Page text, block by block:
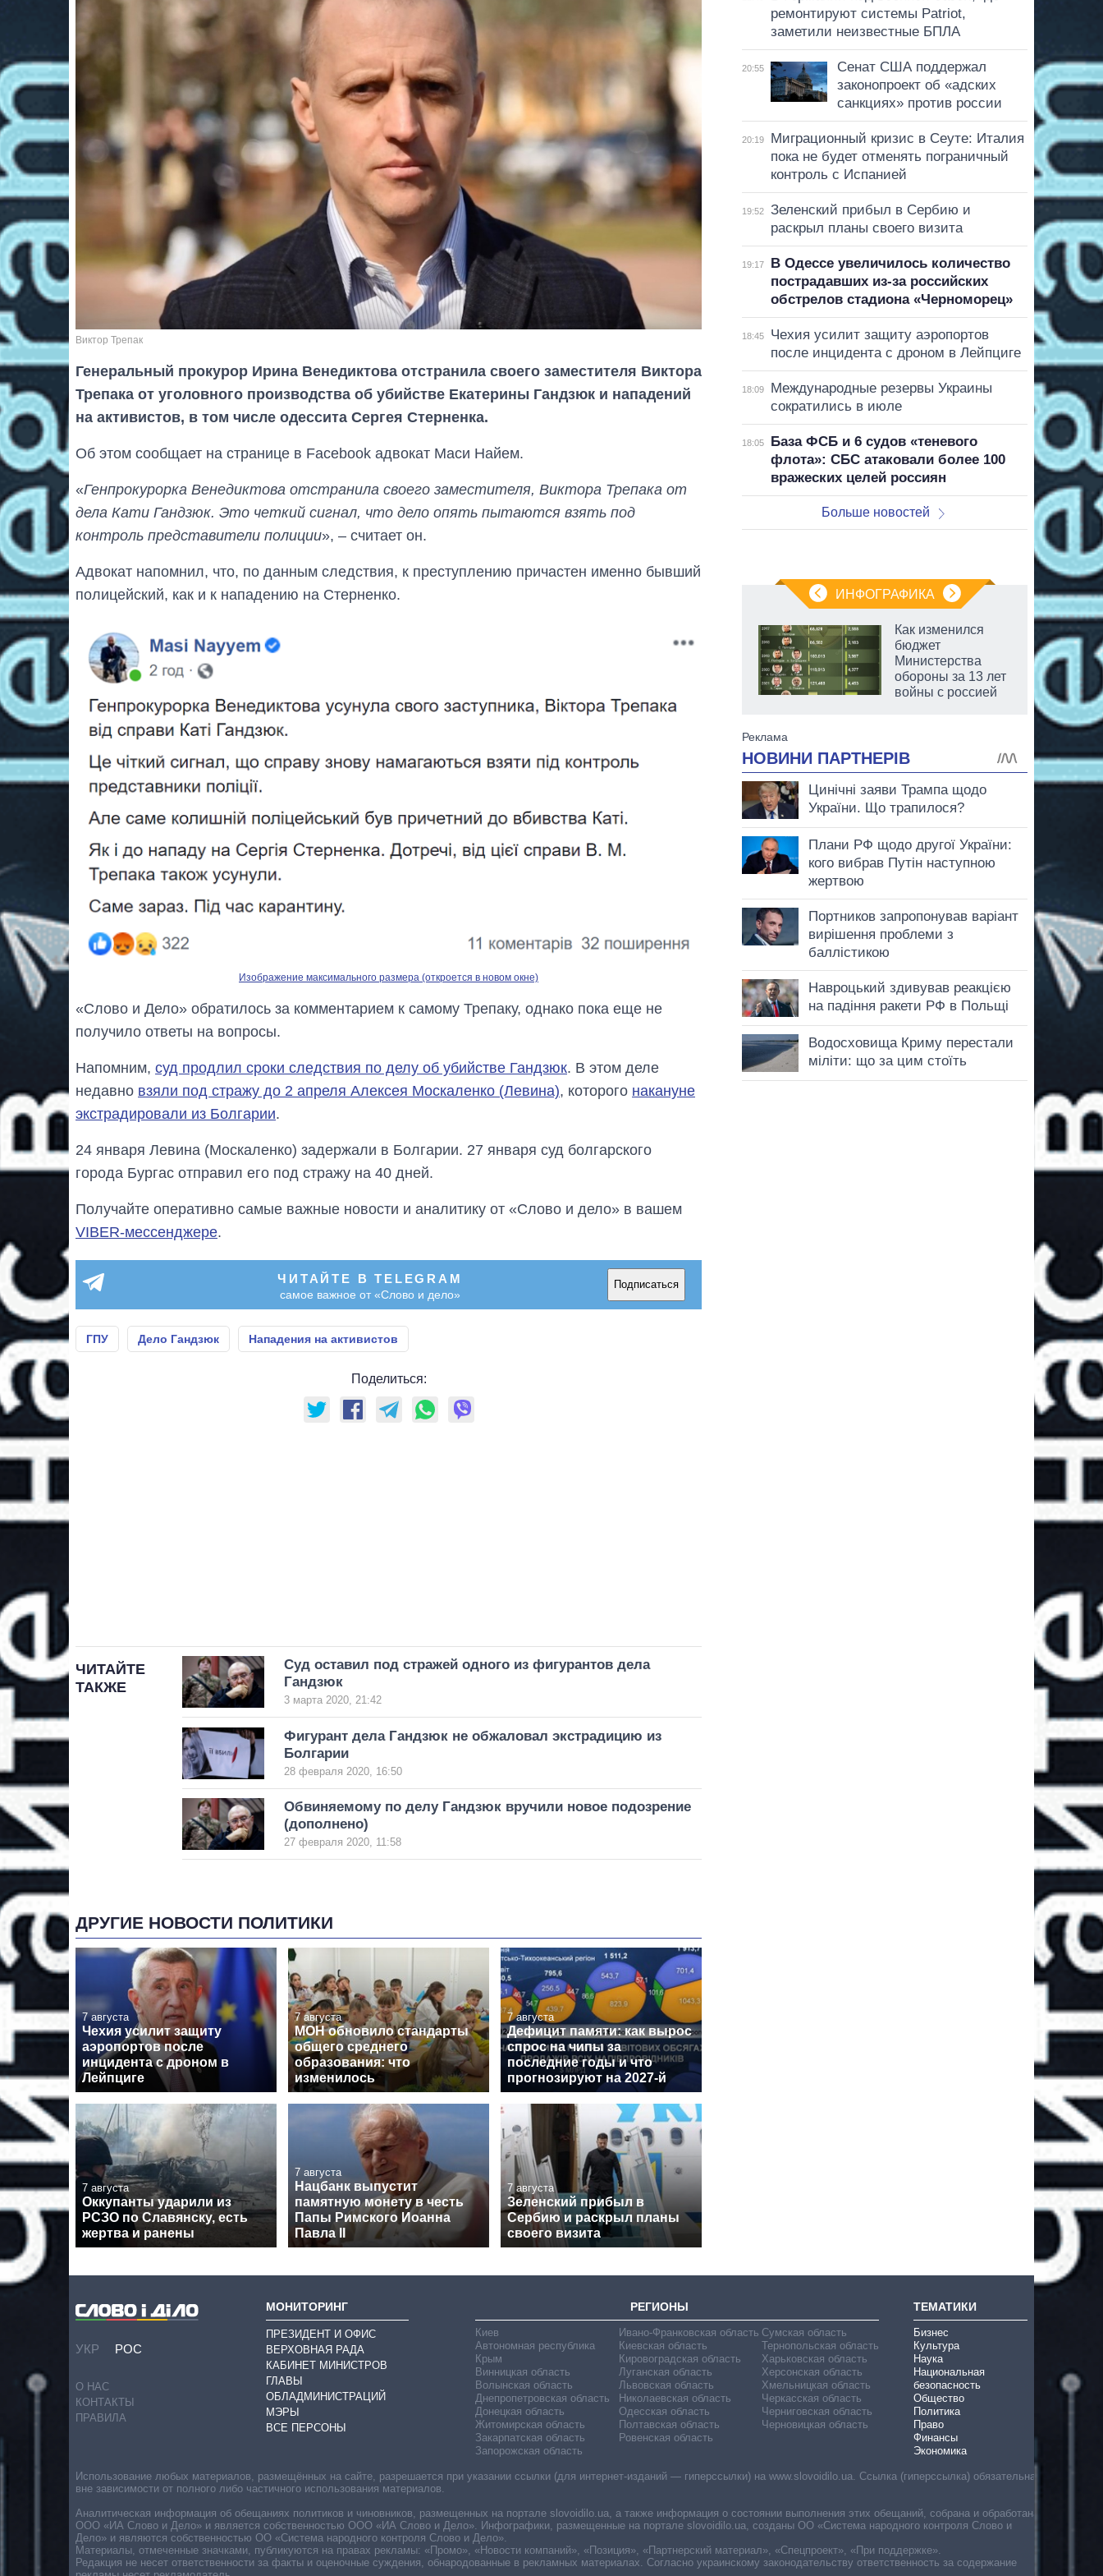
Виктор Трепак
Генеральный прокурор Ирина Венедиктова отстранила своего заместителя Виктора
Трепака от уголовного производства об убийстве Екатерины Гандзюк и нападений
на активистов, в том числе одессита Сергея Стерненка.
Об этом сообщает на странице в Facebook адвокат Маси Найем.
«Генпрокурорка Венедиктова отстранила своего заместителя, Виктора Трепака от
дела Кати Гандзюк. Это четкий сигнал, что дело опять пытаются взять под
контроль представители полиции», – считает он.
Адвокат напомнил, что, по данным следствия, к преступлению причастен именно бывший
полицейский, как и к нападению на Стерненко.
Изображение максимального размера (откроется в новом окне)
«Слово и Дело» обратилось за комментарием к самому Трепаку, однако пока еще не
получило ответы на вопросы.
Напомним, суд продлил сроки следствия по делу об убийстве Гандзюк. В этом деле
недавно взяли под стражу до 2 апреля Алексея Москаленко (Левина), которого накануне
экстрадировали из Болгарии.
24 января Левина (Москаленко) задержали в Болгарии. 27 января суд болгарского
города Бургас отправил его под стражу на 40 дней.
Получайте оперативно самые важные новости и аналитику от «Слово и дело» в вашем
VIBER-мессенджере.
ЧИТАЙТЕ В TELEGRAM
самое важное от «Слово и дело»
Подписаться
ГПУ Дело Гандзюк Нападения на активистов
Поделиться:
ЧИТАЙТЕ
ТАКЖЕ
Суд оставил под стражей одного из фигурантов дела
Гандзюк
3 марта 2020, 21:42
Фигурант дела Гандзюк не обжаловал экстрадицию из
Болгарии
28 февраля 2020, 16:50
Обвиняемому по делу Гандзюк вручили новое подозрение
(дополнено)
27 февраля 2020, 11:58
ДРУГИЕ НОВОСТИ ПОЛИТИКИ
7 августа
Чехия усилит защиту
аэропортов после
инцидента с дроном в
Лейпциге
7 августа
МОН обновило стандарты
общего среднего
образования: что
изменилось
7 августа
Дефицит памяти: как вырос
спрос на чипы за
последние годы и что
прогнозируют на 2027-й
7 августа
Оккупанты ударили из
РСЗО по Славянску, есть
жертва и ранены
7 августа
Нацбанк выпустит
памятную монету в честь
Папы Римского Иоанна
Павла II
7 августа
Зеленский прибыл в
Сербию и раскрыл планы
своего визита
ремонтируют системы Patriot,
заметили неизвестные БПЛА
20:55
Сенат США поддержал
законопроект об «адских
санкциях» против россии
20:19
Миграционный кризис в Сеуте: Италия
пока не будет отменять пограничный
контроль с Испанией
19:52
Зеленский прибыл в Сербию и
раскрыл планы своего визита
19:17
В Одессе увеличилось количество
пострадавших из-за российских
обстрелов стадиона «Черноморец»
18:45
Чехия усилит защиту аэропортов
после инцидента с дроном в Лейпциге
18:09
Международные резервы Украины
сократились в июле
18:05
База ФСБ и 6 судов «теневого
флота»: СБС атаковали более 100
вражеских целей россиян
Больше новостей
ИНФОГРАФИКА
лет: кто и как долго
Как изменился
бюджет
Министерства
обороны за 13 лет
войны с россией
УКР РОС
О НАС
КОНТАКТЫ
ПРАВИЛА
МОНИТОРИНГ
ПРЕЗИДЕНТ И ОФИС
ВЕРХОВНАЯ РАДА
КАБИНЕТ МИНИСТРОВ
ГЛАВЫ
ОБЛАДМИНИСТРАЦИЙ
МЭРЫ
ВСЕ ПЕРСОНЫ
РЕГИОНЫ
Киев
Автономная республика
Крым
Винницкая область
Волынская область
Днепропетровская область
Донецкая область
Житомирская область
Закарпатская область
Запорожская область
Ивано-Франковская область
Киевская область
Кировоградская область
Луганская область
Львовская область
Николаевская область
Одесская область
Полтавская область
Ровенская область
Сумская область
Тернопольская область
Харьковская область
Херсонская область
Хмельницкая область
Черкасская область
Черниговская область
Черновицкая область
ТЕМАТИКИ
Бизнес
Культура
Наука
Национальная
безопасность
Общество
Политика
Право
Финансы
Экономика
Использование любых материалов, размещённых на сайте, разрешается при указании ссылки (для интернет-изданий — гиперссылки) на www.slovoidilo.ua. Ссылка (гиперссылка) обязательна
вне зависимости от полного либо частичного использования материалов.
Аналитическая информация об обещаниях политиков и чиновников, размещенных на портале slovoidilo.ua, а также информация о состоянии выполнения этих обещаний, собрана и обработана
ООО «ИА Слово и Дело» и является собственностью ООО «ИА Слово и Дело». Инфографики, размещенные на портале slovoidilo.ua, созданы ОО «Система народного контроля Слово и
Дело» и являются собственностью ОО «Система народного контроля Слово и Дело».
Материалы, отмеченные значками, публикуются на правах рекламы: «Промо», «Новости компаний», «Позиция», «Партнерский материал», «Спецпроект», «При поддержке».
Редакция не несет ответственности за факты и оценочные суждения, обнародованные в рекламных материалах. Согласно украинскому законодательству ответственность за содержание